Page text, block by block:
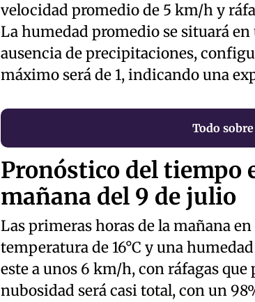
velocidad promedio de 5 km/h y
La humedad promedio se situará en
ausencia de precipitaciones,
máximo será de 1, indicando una
Todo
Pronóstico del tiempo
mañana del 9 de julio
Las primeras horas de la mañana
temperatura de 16°C y una
este a unos 6 km/h, con ráfagas
nubosidad será casi total, con un